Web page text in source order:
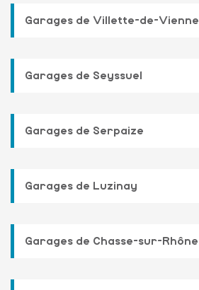
Garages de Villette-de-Vienne
Garages de Seyssuel
Garages de Serpaize
Garages de Luzinay
Garages de Chasse-sur-Rhône